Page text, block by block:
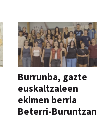
Burrunba, gazte
euskaltzaleen
ekimen berria
Beterri-Buruntzan